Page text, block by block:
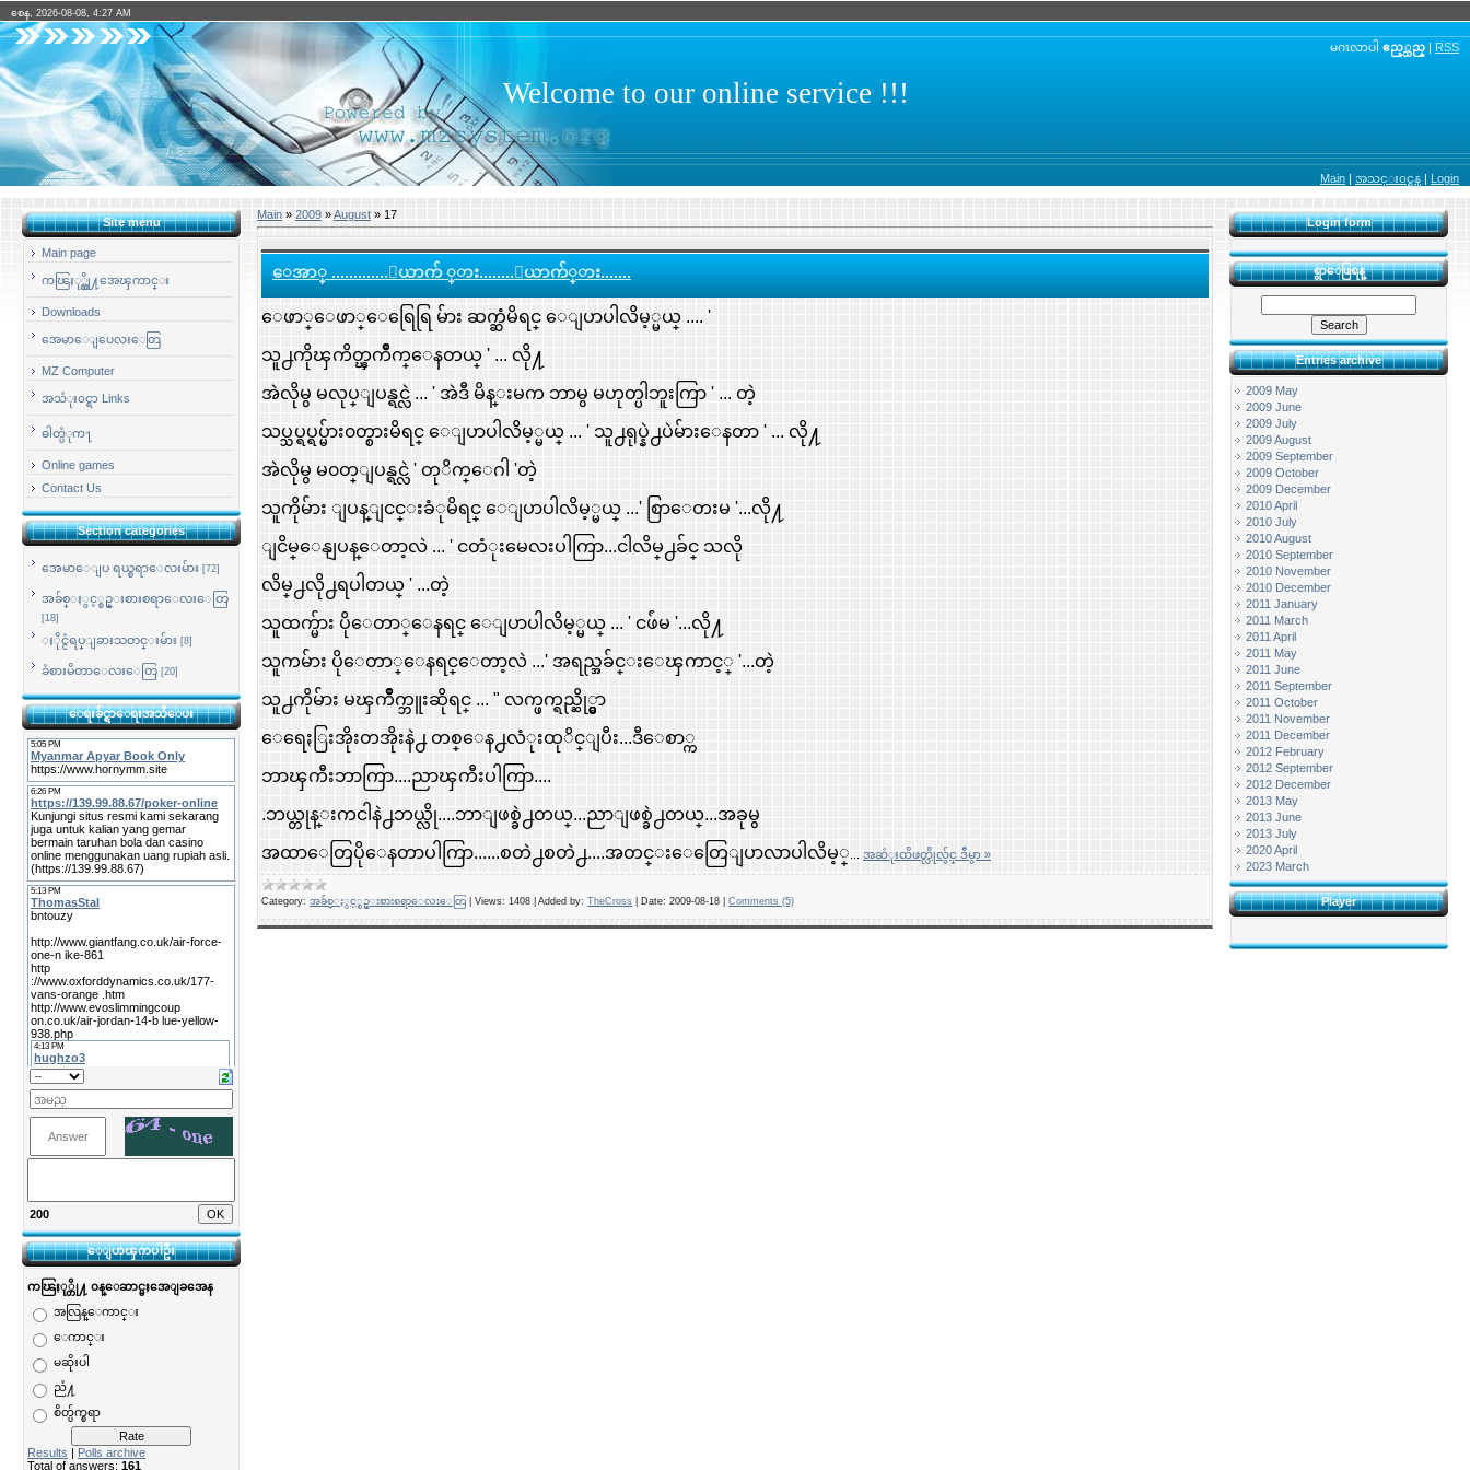
စေန, 2026-08-08, 4:27 AM
မဂၤလာပါ ဧည့္သည္ | RSS
Welcome to our online service !!!
Main | အသင္း၀င္ရန္ | Login
Site menu
Main page
ကၽြႏု္ပ္တို႔အေၾကာင္း
Downloads
အေမာေျပေလးေတြ
MZ Computer
အသံုး၀င္ရာ Links
ဓါတ္ပံုက႑
Online games
Contact Us
Section categories
အေမာေျပ ရယ္စရာေလးမ်ား [72]
အခ်စ္ႏွင့္စဥ္းစားစရာေလးေတြ
[18]
ႏိုင္ငံရပ္ျခားသတင္းမ်ား [8]
ခံစားမိတာေလးေတြ [20]
ေရးခ်င္ရာေရးအသိေပး
200
ေျပာၾကပါဦး
ကၽြႏု္တို႔ ၀န္ေဆာင္မႈအေျခအေန
အလြန္ေကာင္း
ေကာင္း
မဆိုးပါ
ညံ႔
စိတ္ပ်က္စရာ
Results | Polls archive
Total of answers: 161
Main » 2009 »August » 17
ေအာ္ .............ေယာက် ္ား........ေယာက်္ား.......
ေဖာ္ေဖာ္ေရြေရြ မ်ား ဆက္ဆံမိရင္ ေျပာပါလိမ့္မယ္ .... '
သူ႕ကိုၾကိတ္ၾကိဳက္ေနတယ္ ' ... လို႔
အဲလိုမွ မလုပ္ျပန္ရင္လဲ ... ' အဲဒီ မိန္းမက ဘာမွ မဟုတ္ပါဘူးကြာ ' ... တဲ့
သပ္သပ္ရပ္ရပ္မ်ား၀တ္စားမိရင္ ေျပာပါလိမ့္မယ္ ... ' သူ႕ရုပ္နဲ႕ပဲမ်ားေနတာ ' ... လို႔
အဲလိုမွ မ၀တ္ျပန္ရင္လဲ ' တုိက္ေဂါ 'တဲ့
သူကိုမ်ား ျပန္ျငင္းခံုမိရင္ ေျပာပါလိမ့္မယ္ ...' စြာေတးမ '...လို႔
ျငိမ္ေနျပန္ေတာ့လဲ ... ' ငတံုးမေလးပါကြာ...ငါလိမ္႕ခ်င္ သလို
လိမ္႕လို႕ရပါတယ္ ' ...တဲ့
သူထက္မ်ား ပိုေတာ္ေနရင္ ေျပာပါလိမ့္မယ္ ... ' ငဖ်ံမ '...လို႔
သူကမ်ား ပိုေတာ္ေနရင္ေတာ့လဲ ...' အရည္အခ်င္းေၾကာင့္ '...တဲ့
သူ႕ကိုမ်ား မၾကိဳက္ဘူးဆိုရင္ ... " လက္ဖက္ရည္ဆို္င္မွာ
ေရေႏြးအိုးတအိုးနဲ႕ တစ္ေန႕လံုးထုိင္ျပီး...ဒီေစာ္က
ဘာၾကီးဘာကြာ....ညာၾကီးပါကြာ....
.ဘယ္တုန္းကငါနဲ႕ဘယ္လို....ဘာျဖစ္ခဲ႕တယ္...ညာျဖစ္ခဲ႕တယ္...အခုမွ
အထာေတြပိုေနတာပါကြာ......စတဲ႕စတဲ႕....အတင္းေတြေျပာလာပါလိမ့္ အဆံုးထိဖတ္လိုလွ်င္ ဒီမွာ »
Category: အခ်စ္ႏွင့္စဥ္းစားစရာေလးေတြ Views: 1408 Added by: TheCross Date: 2009-08-18 Comments (5)
Login form
ရွာေဖြရန္
Entries archive
2009 May
2009 June
2009 July
2009 August
2009 September
2009 October
2009 December
2010 April
2010 July
2010 August
2010 September
2010 November
2010 December
2011 January
2011 March
2011 April
2011 May
2011 June
2011 September
2011 October
2011 November
2011 December
2012 February
2012 September
2012 December
2013 May
2013 June
2013 July
2020 April
2023 March
Player